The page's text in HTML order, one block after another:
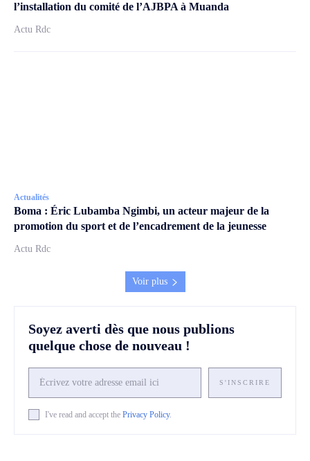
l’installation du comité de l’AJBPA à Muanda
Actu Rdc
Actualités
Boma : Éric Lubamba Ngimbi, un acteur majeur de la
promotion du sport et de l’encadrement de la jeunesse
Actu Rdc
Voir plus
Soyez averti dès que nous publions
quelque chose de nouveau !
S'INSCRIRE
I've read and accept the Privacy Policy.